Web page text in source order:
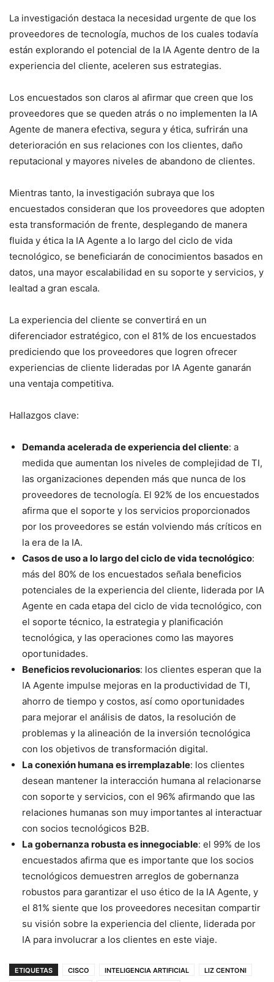
La investigación destaca la necesidad urgente de que los
proveedores de tecnología, muchos de los cuales todavía
están explorando el potencial de la IA Agente dentro de la
experiencia del cliente, aceleren sus estrategias.
Los encuestados son claros al afirmar que creen que los
proveedores que se queden atrás o no implementen la IA
Agente de manera efectiva, segura y ética, sufrirán una
deterioración en sus relaciones con los clientes, daño
reputacional y mayores niveles de abandono de clientes.
Mientras tanto, la investigación subraya que los
encuestados consideran que los proveedores que adopten
esta transformación de frente, desplegando de manera
fluida y ética la IA Agente a lo largo del ciclo de vida
tecnológico, se beneficiarán de conocimientos basados en
datos, una mayor escalabilidad en su soporte y servicios, y
lealtad a gran escala.
La experiencia del cliente se convertirá en un
diferenciador estratégico, con el 81% de los encuestados
prediciendo que los proveedores que logren ofrecer
experiencias de cliente lideradas por IA Agente ganarán
una ventaja competitiva.
Hallazgos clave:
Demanda acelerada de experiencia del cliente: a
medida que aumentan los niveles de complejidad de TI,
las organizaciones dependen más que nunca de los
proveedores de tecnología. El 92% de los encuestados
afirma que el soporte y los servicios proporcionados
por los proveedores se están volviendo más críticos en
la era de la IA.
Casos de uso a lo largo del ciclo de vida tecnológico:
más del 80% de los encuestados señala beneficios
potenciales de la experiencia del cliente, liderada por IA
Agente en cada etapa del ciclo de vida tecnológico, con
el soporte técnico, la estrategia y planificación
tecnológica, y las operaciones como las mayores
oportunidades.
Beneficios revolucionarios: los clientes esperan que la
IA Agente impulse mejoras en la productividad de TI,
ahorro de tiempo y costos, así como oportunidades
para mejorar el análisis de datos, la resolución de
problemas y la alineación de la inversión tecnológica
con los objetivos de transformación digital.
La conexión humana es irremplazable: los clientes
desean mantener la interacción humana al relacionarse
con soporte y servicios, con el 96% afirmando que las
relaciones humanas son muy importantes al interactuar
con socios tecnológicos B2B.
La gobernanza robusta es innegociable: el 99% de los
encuestados afirma que es importante que los socios
tecnológicos demuestren arreglos de gobernanza
robustos para garantizar el uso ético de la IA Agente, y
el 81% siente que los proveedores necesitan compartir
su visión sobre la experiencia del cliente, liderada por
IA para involucrar a los clientes en este viaje.
ETIQUETAS CISCO INTELIGENCIA ARTIFICIAL
LIZ CENTONI